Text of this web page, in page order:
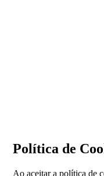
Política de
Ao aceitar a política de